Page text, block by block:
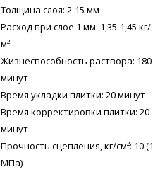
Толщина слоя: 2-15 мм
Расход при слое 1 мм: 1,35-1,45 кг/
м²
Жизнеспособность раствора: 180
минут
Время укладки плитки: 20 минут
Время корректировки плитки: 20
минут
Прочность сцепления, кг/см²: 10 (1
МПа)